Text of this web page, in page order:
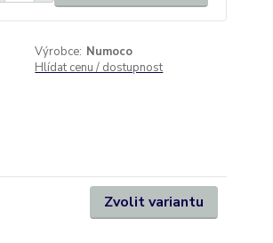
Výrobce: Numoco
Hlídat cenu / dostupnost
Zvolit variantu